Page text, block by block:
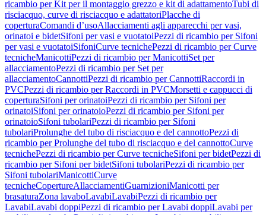
ricambio per Kit per il montaggio grezzo e kit di adattamentoTubi di
risciacquo, curve di risciacquo e adattatoriPlacche di
coperturaComandi d’usoAllacciamenti agli apparecchi per vasi,
orinatoi e bidetSifoni per vasi e vuotatoiPezzi di ricambio per Sifoni
per vasi e vuotatoiSifoniCurve tecnichePezzi di ricambio per Curve
tecnicheManicottiPezzi di ricambio per ManicottiSet per
allacciamentoPezzi di ricambio per Set per
allacciamentoCannottiPezzi di ricambio per CannottiRaccordi in
PVCPezzi di ricambio per Raccordi in PVCMorsetti e cappucci di
coperturaSifoni per orinatoiPezzi di ricambio per Sifoni per
orinatoiSifoni per orinatoioPezzi di ricambio per Sifoni per
orinatoioSifoni tubolariPezzi di ricambio per Sifoni
tubolariProlunghe del tubo di risciacquo e del cannottoPezzi di
ricambio per Prolunghe del tubo di risciacquo e del cannottoCurve
tecnichePezzi di ricambio per Curve tecnicheSifoni per bidetPezzi di
ricambio per Sifoni per bidetSifoni tubolariPezzi di ricambio per
Sifoni tubolariManicottiCurve
tecnicheCopertureAllacciamentiGuarnizioniManicotti per
brasaturaZona lavaboLavabiLavabiPezzi di ricambio per
LavabiLavabi doppiPezzi di ricambio per Lavabi doppiLavabi per